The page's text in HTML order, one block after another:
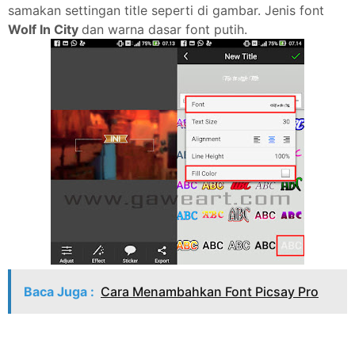
samakan settingan title seperti di gambar. Jenis font
Wolf In City dan warna dasar font putih.
Baca Juga : Cara Menambahkan Font Picsay Pro